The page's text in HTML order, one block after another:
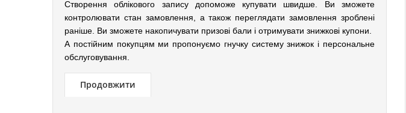
Створення облікового запису допоможе купувати швидше. Ви зможете
контролювати стан замовлення, а також переглядати замовлення зроблені
раніше. Ви зможете накопичувати призові бали і отримувати знижкові купони.
А постійним покупцям ми пропонуємо гнучку систему знижок і персональне
обслуговування.
Продовжити